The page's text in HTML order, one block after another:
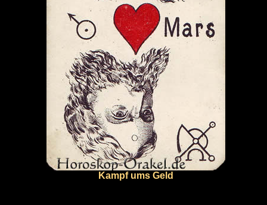
Kampf ums Geld